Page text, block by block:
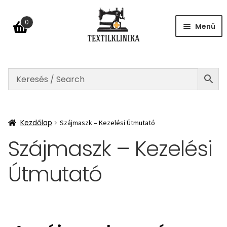
0 Menü
tájékoztató
a szerződéstől
Kezdőlap Szájmaszk – Kezelési Útmutató
Szájmaszk – Kezelési
Útmutató